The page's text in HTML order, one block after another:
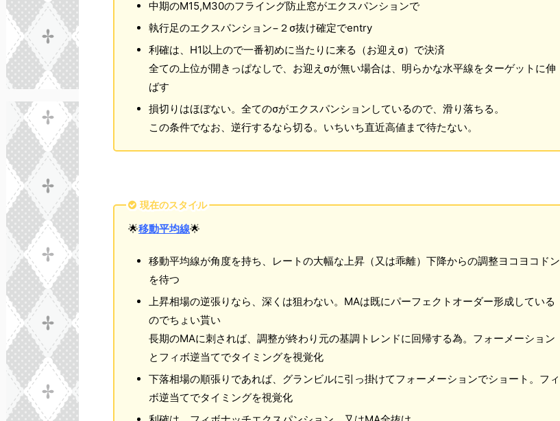
中期のM15,M30のフライング防止窓がエクスパンションで
執行足のエクスパンション−２σ抜け確定でentry
利確は、H1以上ので一番初めに当たりに来る（お迎えσ）で決済
全ての上位が開きっぱなしで、お迎えσが無い場合は、明らかな水平線をターゲットに伸
ばす
損切りはほぼない。全てのσがエクスパンションしているので、滑り落ちる。
この条件でなお、逆行するなら切る。いちいち直近高値まで待たない。
現在のスタイル
🌟移動平均線🌟
移動平均線が角度を持ち、レートの大幅な上昇（又は乖離）下降からの調整ヨコヨコドン
を待つ
上昇相場の逆張りなら、深くは狙わない。MAは既にパーフェクトオーダー形成している
のでちょい貰い
長期のMAに刺されば、調整が終わり元の基調トレンドに回帰する為。フォーメーション
とフィボ逆当てでタイミングを視覚化
下落相場の順張りであれば、グランビルに引っ掛けてフォーメーションでショート。フィ
ボ逆当てでタイミングを視覚化